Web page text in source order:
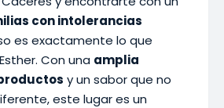
con intolerancias
es exactamente lo que
Con una amplia
y un sabor que no
este lugar es un